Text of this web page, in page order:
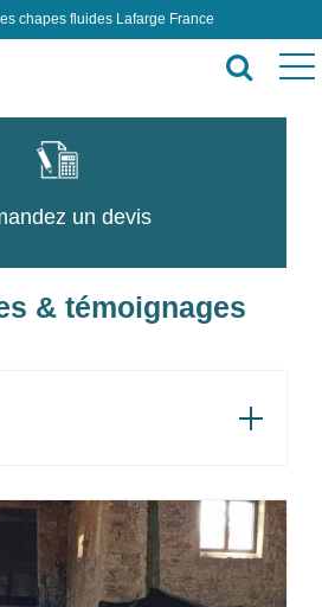
chapes fluides Lafarge France
un devis
& témoignages